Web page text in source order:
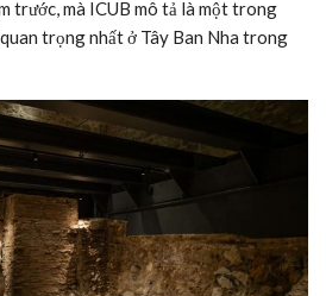
trước, mà ICUB mô tả là một trong
trọng nhất ở Tây Ban Nha trong